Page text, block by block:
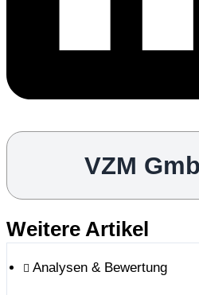
VZM
Weitere Artikel
Analysen & Bewertung